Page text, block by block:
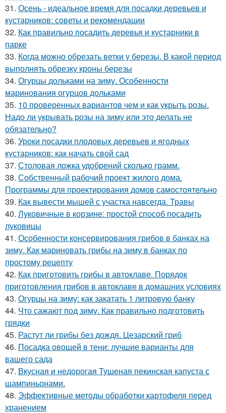
31. Осень - идеальное время для посадки деревьев и
кустарников: советы и рекомендации
32. Как правильно посадить деревья и кустарники в
парке
33. Когда можно обрезать ветки у березы. В какой период
выполнять обрезку кроны березы
34. Огурцы дольками на зиму. Особенности
маринования огурцов дольками
35. 10 проверенных вариантов чем и как укрыть розы.
Надо ли укрывать розы на зиму или это делать не
обязательно?
36. Уроки посадки плодовых деревьев и ягодных
кустарников: как начать свой сад
37. Столовая ложка удобрений сколько грамм.
38. Собственный рабочий проект жилого дома.
Программы для проектирования домов самостоятельно
39. Как вывести мышей с участка навсегда. Травы
40. Луковичные в корзине: простой способ посадить
луковицы
41. Особенности консервирования грибов в банках на
зиму. Как мариновать грибы на зиму в банках по
простому рецепту
42. Как приготовить грибы в автоклаве. Порядок
приготовления грибов в автоклаве в домашних условиях
43. Огурцы на зиму: как закатать 1 литровую банку
44. Что сажают под зиму. Как правильно подготовить
грядки
45. Растут ли грибы без дождя. Цезарский гриб
46. Посадка овощей в тени: лучшие варианты для
вашего сада
47. Вкусная и недорогая Тушеная пекинская капуста с
шампиньонами.
48. Эффективные методы обработки картофеля перед
хранением